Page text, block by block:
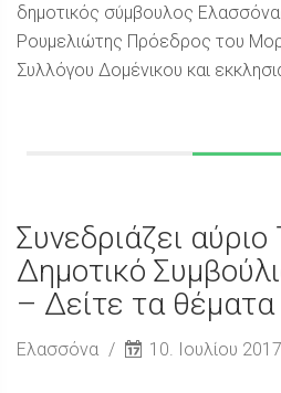
δημοτικός σύμβουλος
Ρουμελιώτης Πρόεδρος του
Συλλόγου Δομένικου και
Συνεδριάζει αύριο
Δημοτικό
– Δείτε τα θέματα
Ελασσόνα 10. Ιουλίου 2017